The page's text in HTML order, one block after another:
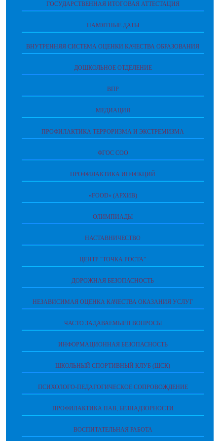
ГОСУДАРСТВЕННАЯ ИТОГОВАЯ АТТЕСТАЦИЯ
ПАМЯТНЫЕ ДАТЫ
ВНУТРЕННЯЯ СИСТЕМА ОЦЕНКИ КАЧЕСТВА ОБРАЗОВАНИЯ
ДОШКОЛЬНОЕ ОТДЕЛЕНИЕ
ВПР
МЕДИАЦИЯ
ПРОФИЛАКТИКА ТЕРРОРИЗМА И ЭКСТРЕМИЗМА
ФГОС СОО
ПРОФИЛАКТИКА ИНФЕКЦИЙ
«FOOD» (АРХИВ)
ОЛИМПИАДЫ
НАСТАВНИЧЕСТВО
ЦЕНТР "ТОЧКА РОСТА"
ДОРОЖНАЯ БЕЗОПАСНОСТЬ
НЕЗАВИСИМАЯ ОЦЕНКА КАЧЕСТВА ОКАЗАНИЯ УСЛУГ
ЧАСТО ЗАДАВАЕМЫЕН ВОПРОСЫ
ИНФОРМАЦИОННАЯ БЕЗОПАСНОСТЬ
ШКОЛЬНЫЙ СПОРТИВНЫЙ КЛУБ (ШСК)
ПСИХОЛОГО-ПЕДАГОГИЧЕСКОЕ СОПРОВОЖДЕНИЕ
ПРОФИЛАКТИКА ПАВ, БЕЗНАДЗОРНОСТИ
ВОСПИТАТЕЛЬНАЯ РАБОТА